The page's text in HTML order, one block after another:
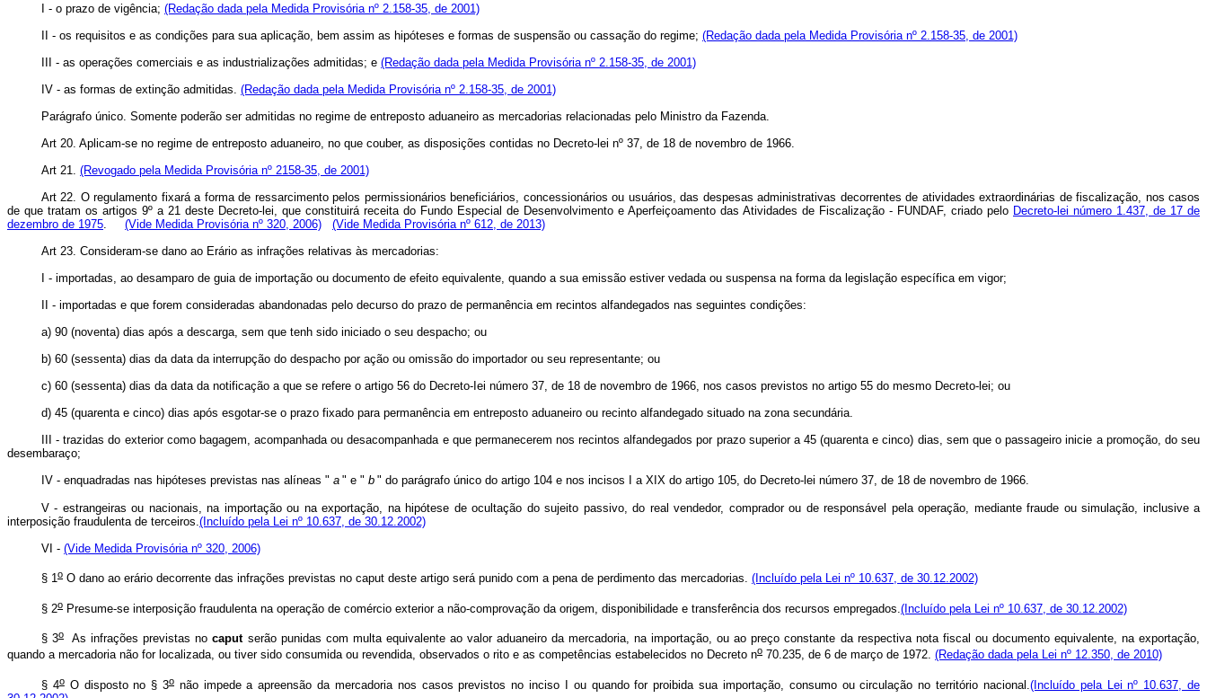
I - o prazo de vigência; (Redação dada pela Medida Provisória nº 2.158-35, de 2001)
II - os requisitos e as condições para sua aplicação, bem assim as hipóteses e formas de suspensão ou cassação do regime; (Redação dada pela Medida Provisória nº 2.158-35, de 2001)
III - as operações comerciais e as industrializações admitidas; e (Redação dada pela Medida Provisória nº 2.158-35, de 2001)
IV - as formas de extinção admitidas. (Redação dada pela Medida Provisória nº 2.158-35, de 2001)
Parágrafo único. Somente poderão ser admitidas no regime de entreposto aduaneiro as mercadorias relacionadas pelo Ministro da Fazenda.
Art 20. Aplicam-se no regime de entreposto aduaneiro, no que couber, as disposições contidas no Decreto-lei nº 37, de 18 de novembro de 1966.
Art 21. (Revogado pela Medida Provisória nº 2158-35, de 2001)
Art 22. O regulamento fixará a forma de ressarcimento pelos permissionários beneficiários, concessionários ou usuários, das despesas administrativas decorrentes de atividades extraordinárias de fiscalização, nos casos
de que tratam os artigos 9º a 21 deste Decreto-lei, que constituirá receita do Fundo Especial de Desenvolvimento e Aperfeiçoamento das Atividades de Fiscalização - FUNDAF, criado pelo Decreto-lei número 1.437, de 17 de
dezembro de 1975
(Vide Medida Provisória nº 320, 2006)
(Vide Medida Provisória nº 612, de 2013)
Art 23. Consideram-se dano ao Erário as infrações relativas às mercadorias:
I - importadas, ao desamparo de guia de importação ou documento de efeito equivalente, quando a sua emissão estiver vedada ou suspensa na forma da legislação específica em vigor;
II - importadas e que forem consideradas abandonadas pelo decurso do prazo de permanência em recintos alfandegados nas seguintes condições:
a) 90 (noventa) dias após a descarga, sem que tenh sido iniciado o seu despacho; ou
b) 60 (sessenta) dias da data da interrupção do despacho por ação ou omissão do importador ou seu representante; ou
c) 60 (sessenta) dias da data da notificação a que se refere o artigo 56 do Decreto-Iei número 37, de 18 de novembro de 1966, nos casos previstos no artigo 55 do mesmo Decreto-lei; ou
d) 45 (quarenta e cinco) dias após esgotar-se o prazo fixado para permanência em entreposto aduaneiro ou recinto alfandegado situado na zona secundária.
III - trazidas do exterior como bagagem, acompanhada ou desacompanhada e que permanecerem nos recintos alfandegados por prazo superior a 45 (quarenta e cinco) dias, sem que o passageiro inicie a promoção, do seu
desembaraço;
IV - enquadradas nas hipóteses previstas nas alíneas " a " e " b " do parágrafo único do artigo 104 e nos incisos I a XIX do artigo 105, do Decreto-lei número 37, de 18 de novembro de 1966.
V - estrangeiras ou nacionais, na importação ou na exportação, na hipótese de ocultação do sujeito passivo, do real vendedor, comprador ou de responsável pela operação, mediante fraude ou simulação, inclusive a
interposição fraudulenta de terceiros. (Incluído pela Lei nº 10.637, de 30.12.2002)
VI - (Vide Medida Provisória nº 320, 2006)
§ 1o O dano ao erário decorrente das infrações previstas no caput deste artigo será punido com a pena de perdimento das mercadorias. (Incluído pela Lei nº 10.637, de 30.12.2002)
§ 2o Presume-se interposição fraudulenta na operação de comércio exterior a não-comprovação da origem, disponibilidade e transferência dos recursos empregados. (Incluído pela Lei nº 10.637, de 30.12.2002)
§ 3o As infrações previstas nocaputserão punidas com multa equivalente ao valor aduaneiro da mercadoria, na importação, ou ao preço constante da respectiva nota fiscal ou documento equivalente, na exportação,
quando a mercadoria não for localizada, ou tiver sido consumida ou revendida, observados o rito e as competências estabelecidos no Decreto no 70.235, de 6 de março de 1972. (Redação dada pela Lei nº 12.350, de 2010)
§ 4oO disposto no § 3o não impede a apreensão da mercadoria nos casos previstos no inciso I ou quando for proibida sua importação, consumo ou circulação no território nacional. (Incluído pela Lei nº 10.637, de